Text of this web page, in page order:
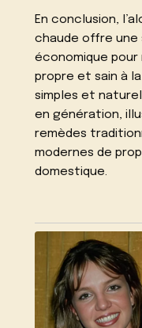
En conclusion,
chaude offre
économique pour
propre et sain à
simples et
en génération,
remèdes
modernes de
domestique.